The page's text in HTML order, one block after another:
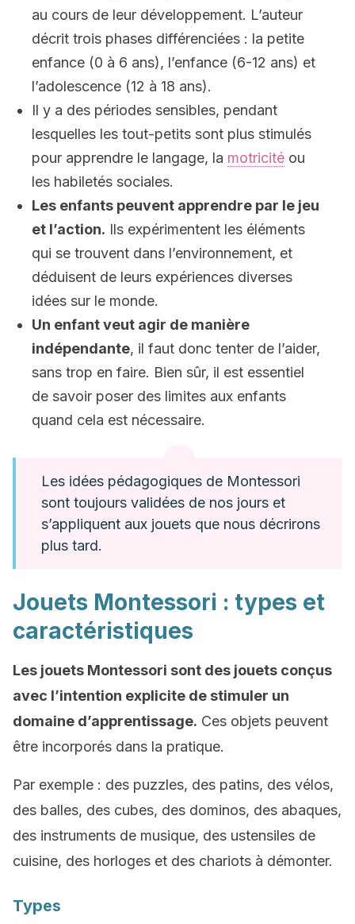
au cours de leur développement. L’auteur
décrit trois phases différenciées : la petite
enfance (0 à 6 ans), l’enfance (6-12 ans) et
l’adolescence (12 à 18 ans).
Il y a des périodes sensibles, pendant
lesquelles les tout-petits sont plus stimulés
pour apprendre le langage, la motricité ou
les habiletés sociales.
Les enfants peuvent apprendre par le jeu
et l’action. Ils expérimentent les éléments
qui se trouvent dans l’environnement, et
déduisent de leurs expériences diverses
idées sur le monde.
Un enfant veut agir de manière
indépendante, il faut donc tenter de l’aider,
sans trop en faire. Bien sûr, il est essentiel
de savoir poser des limites aux enfants
quand cela est nécessaire.
Les idées pédagogiques de Montessori
sont toujours validées de nos jours et
s’appliquent aux jouets que nous décrirons
plus tard.
Jouets Montessori : types et
caractéristiques
Les jouets Montessori sont des jouets conçus
avec l’intention explicite de stimuler un
domaine d’apprentissage. Ces objets peuvent
être incorporés dans la pratique.
Par exemple : des puzzles, des patins, des vélos,
des balles, des cubes, des dominos, des abaques,
des instruments de musique, des ustensiles de
cuisine, des horloges et des chariots à démonter.
Types